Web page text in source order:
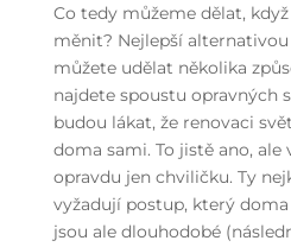
Co tedy můžeme dělat,
měnit? Nejlepší alternativou
můžete udělat několika
najdete spoustu opravných
budou lákat, že renovaci
doma sami. To jistě ano, ale
opravdu jen chviličku. Ty
vyžadují postup, který
jsou ale dlouhodobé